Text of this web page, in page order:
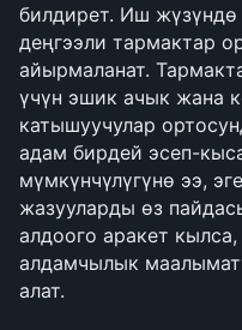
билдирет. Иш
деңгээли тармактар
айырмаланат.
үчүн эшик ачык жана
катышуучулар
адам бирдей эсеп-
мүмкүнчүлүгүнө ээ,
жазууларды өз
алдоого аракет
алдамчылык
алат.